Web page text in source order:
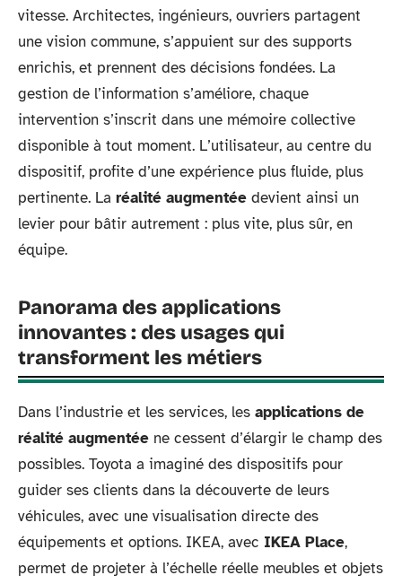
vitesse. Architectes, ingénieurs, ouvriers partagent
une vision commune, s’appuient sur des supports
enrichis, et prennent des décisions fondées. La
gestion de l’information s’améliore, chaque
intervention s’inscrit dans une mémoire collective
disponible à tout moment. L’utilisateur, au centre du
dispositif, profite d’une expérience plus fluide, plus
pertinente. La réalité augmentée devient ainsi un
levier pour bâtir autrement : plus vite, plus sûr, en
équipe.
Panorama des applications
innovantes : des usages qui
transforment les métiers
Dans l’industrie et les services, les applications de
réalité augmentée ne cessent d’élargir le champ des
possibles. Toyota a imaginé des dispositifs pour
guider ses clients dans la découverte de leurs
véhicules, avec une visualisation directe des
équipements et options. IKEA, avec IKEA Place,
permet de projeter à l’échelle réelle meubles et objets